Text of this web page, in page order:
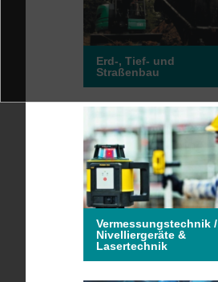
Erd-, Tief- und
Straßenbau
Vermessungstechnik /
Nivelliergeräte &
Lasertechnik